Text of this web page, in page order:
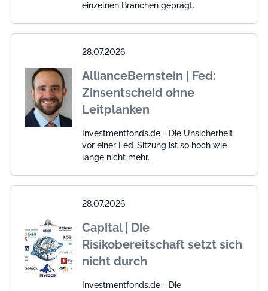
einzelnen Branchen geprägt.
28.07.2026
AllianceBernstein | Fed:
Zinsentscheid ohne
Leitplanken
Investmentfonds.de - Die Unsicherheit
vor einer Fed-Sitzung ist so hoch wie
lange nicht mehr.
28.07.2026
Capital | Die
Risikobereitschaft setzt sich
nicht durch
Investmentfonds.de - Die